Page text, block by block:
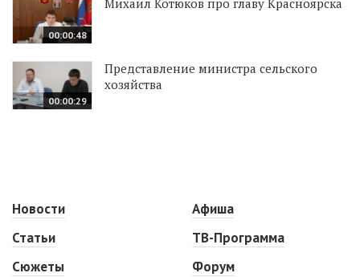
00:00:48
00:00:29
Представление министра сельского
хозяйства
Новости
Статьи
Сюжеты
Афиша
ТВ-Программа
Форум